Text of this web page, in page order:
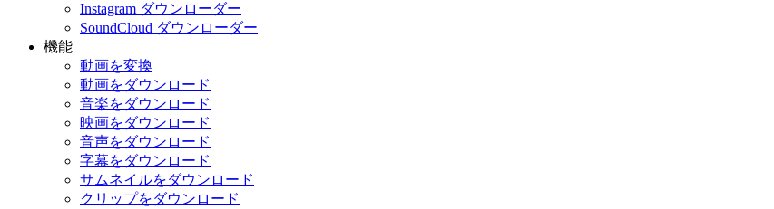
Instagram ダウンローダー
SoundCloud ダウンローダー
機能
動画を変換
動画をダウンロード
音楽をダウンロード
映画をダウンロード
音声をダウンロード
字幕をダウンロード
サムネイルをダウンロード
クリップをダウンロード